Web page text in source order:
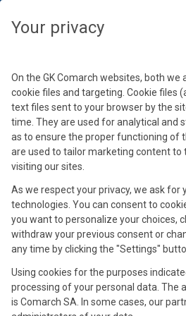
Seleziona il tuo fuso orario
Conferma
Your privacy
On the GK Comarch websites, both we
cookie files and targeting. Cookie files
text files sent to your browser by the
time. They are used for analytical and
as to ensure the proper functioning of
are used to tailor marketing content to
visiting our sites.
As we respect your privacy, we ask for
technologies. You can consent to
you want to personalize your choices,
withdraw your previous consent or
any time by clicking the "Settings"
Using cookies for the purposes
processing of your personal data. The
is Comarch SA. In some cases, our
Fabrizio Fesani
IT Manager,
Mathilde Charette
IT Project
Katya Kancheva
Business Solution Manager
Lavora in Comarch come responsabile
specializzata in consulenza pre-
Management e E-Invoicing , per
per il mercato Italiano. Laureata in
la Ritsumeikan Asia Pacific University di
Agnieszka Szymecka-
Partner, @Law Food
Consulente legale, partner e co-